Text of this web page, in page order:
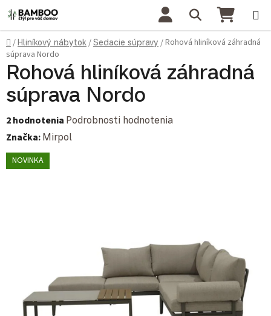
Prejsť na obsah Hľadať
Domov
/Hliníkový nábytok /Sedacie súpravy /Rohová hliníková záhradná
súprava Nordo
Rohová hliníková záhradná
súprava Nordo
Priemerné hodnotenie produktu je 4,5 z 5 hviezdičiek.
2 hodnotenia Podrobnosti hodnotenia
Značka: Mirpol
NOVINKA